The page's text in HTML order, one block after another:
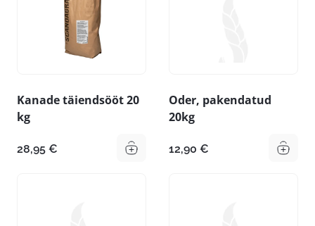
Kanade täiendsööt 20
kg
28,95 €
Oder, pakendatud
20kg
12,90 €